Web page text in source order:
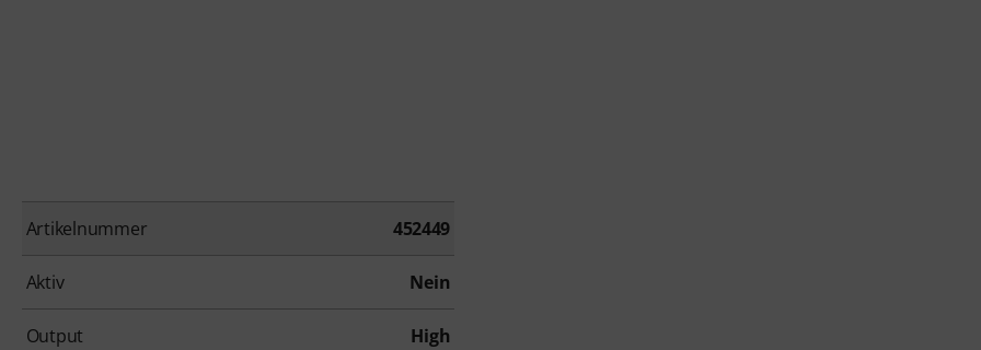
Artikelnummer 452449
Aktiv Nein
Output High